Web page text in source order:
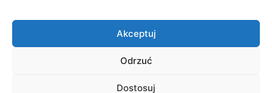
Akceptuj
Odrzuć
Dostosuj